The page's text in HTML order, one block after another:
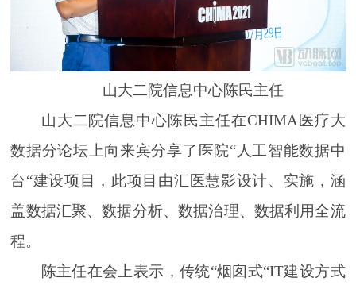
山大二院信息中心陈民主任
山大二院信息中心陈民主任在CHIMA医疗大
数据分论坛上向来宾分享了医院“人工智能数据中
台“建设项目，此项目由汇医慧影设计、实施，涵
盖数据汇聚、数据分析、数据治理、数据利用全流
程。
陈主任在会上表示，传统“烟囱式“IT建设方式